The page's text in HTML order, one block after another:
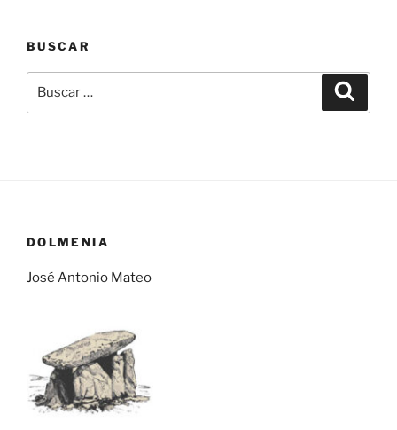
BUSCAR
por:
DOLMENIA
José Antonio Mateo